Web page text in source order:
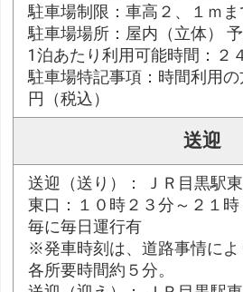
駐車場制限：車高２、１ｍま
駐車場場所：屋内（立体）
1泊あたり利用可能時間：２
駐車場特記事項：時間利用
円（税込）
送迎
送迎（送り）： ＪＲ目黒駅
東口：１０時２３分～２１
毎に毎日運行有
※発車時刻は、道路事情によ
各所要時間約５分。